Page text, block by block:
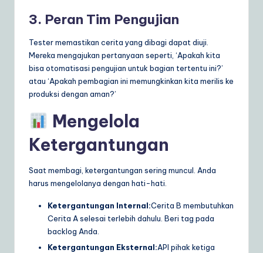
3. Peran Tim Pengujian
Tester memastikan cerita yang dibagi dapat diuji.
Mereka mengajukan pertanyaan seperti, ‘Apakah kita
bisa otomatisasi pengujian untuk bagian tertentu ini?’
atau ‘Apakah pembagian ini memungkinkan kita merilis ke
produksi dengan aman?’
Mengelola
Ketergantungan
Saat membagi, ketergantungan sering muncul. Anda
harus mengelolanya dengan hati-hati.
Ketergantungan Internal:Cerita B membutuhkan
Cerita A selesai terlebih dahulu. Beri tag pada
backlog Anda.
Ketergantungan Eksternal:API pihak ketiga